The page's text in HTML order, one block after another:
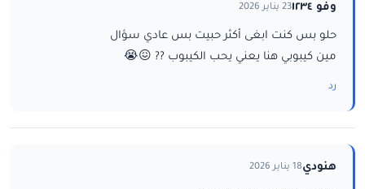
وفو ١٢٣٤ 23 يناير 2026
حلو بس كنت ابغى أكثر حبيت بس عادي سؤال
مين كيبوبي هنا يعني يحب الكيبوب ?? 😖😭
رد
هنودي18 يناير 2026